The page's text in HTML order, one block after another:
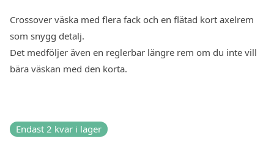
Crossover väska med flera fack och en flätad kort axelrem
som snygg detalj.
Det medföljer även en reglerbar längre rem om du inte vill
bära väskan med den korta.
Endast 2 kvar i lager